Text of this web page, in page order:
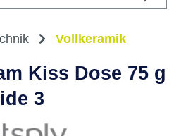
Vollkeramik
Kiss Dose 75 g
3